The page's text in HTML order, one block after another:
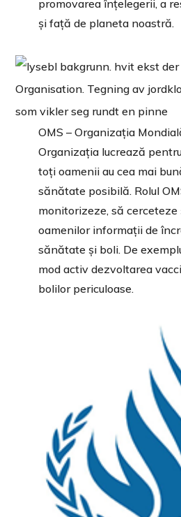
promovarea înțelegerii, a
și față de planeta noastră.
OMS – Organizația
Organizația lucrează
toți oamenii au cea mai
sănătate posibilă. Rolul
monitorizeze, să cerceteze
oamenilor informații de
sănătate și boli. De
mod activ dezvoltarea
bolilor periculoase.